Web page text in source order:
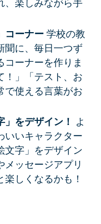
、楽しみながら手
コーナー 学校の教
聞に、毎日一つず
コーナーを作りま
！」「テスト、お
で使える言葉がお
をデザイン！
よ
いいキャラクター
文字」をデザイン
メッセージアプリ
しくなるかも！